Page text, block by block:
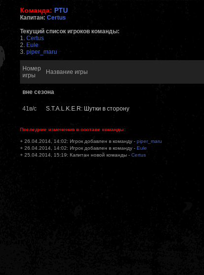
Команда: PTU
Капитан: Certus
Текущий список игроков команды:
1. Certus
2. Eule
3. piper_maru
Номер
игры
Название игры
вне сезона
41в/с S.T.A.L.K.E.R: Шутки в сторону
Последние изменения в составе команды:
+ 26.04.2014, 14:02: Игрок добавлен в команду - piper_maru
+ 26.04.2014, 14:02: Игрок добавлен в команду - Eule
+ 25.04.2014, 15:19: Капитан новой команды - Certus